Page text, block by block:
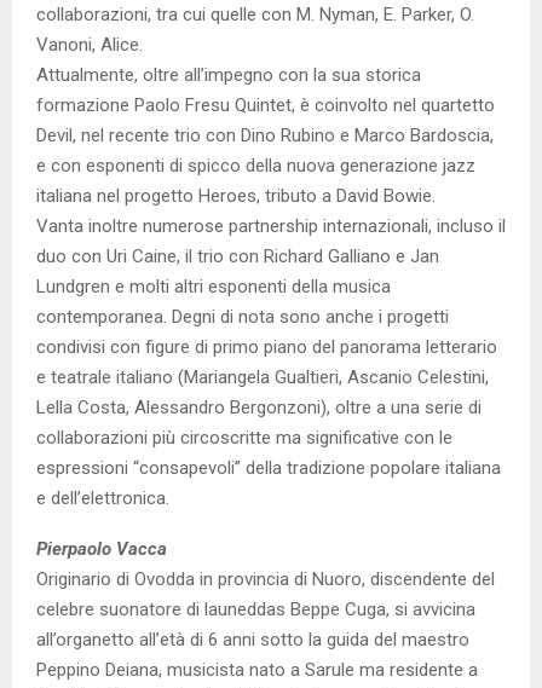
collaborazioni, tra cui quelle con M. Nyman, E. Parker, O.
Vanoni, Alice.
Attualmente, oltre all’impegno con la sua storica
formazione Paolo Fresu Quintet, è coinvolto nel quartetto
Devil, nel recente trio con Dino Rubino e Marco Bardoscia,
e con esponenti di spicco della nuova generazione jazz
italiana nel progetto Heroes, tributo a David Bowie.
Vanta inoltre numerose partnership internazionali, incluso il
duo con Uri Caine, il trio con Richard Galliano e Jan
Lundgren e molti altri esponenti della musica
contemporanea. Degni di nota sono anche i progetti
condivisi con figure di primo piano del panorama letterario
e teatrale italiano (Mariangela Gualtieri, Ascanio Celestini,
Lella Costa, Alessandro Bergonzoni), oltre a una serie di
collaborazioni più circoscritte ma significative con le
espressioni “consapevoli” della tradizione popolare italiana
e dell’elettronica.
Pierpaolo Vacca
Originario di Ovodda in provincia di Nuoro, discendente del
celebre suonatore di launeddas Beppe Cuga, si avvicina
all’organetto all’età di 6 anni sotto la guida del maestro
Peppino Deiana, musicista nato a Sarule ma residente a